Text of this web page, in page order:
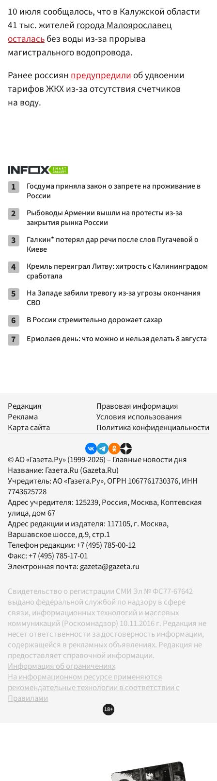
10 июля сообщалось, что в Калужской области
41 тыс. жителейгорода Малоярославец
осталасьбез воды из-за прорыва
магистрального водопровода.
Ранее россиянпредупредилиоб удвоении
тарифов ЖКХ из-за отсутствия счетчиков
на воду.
1
Госдума приняла закон о запрете на проживание в
России
2
Рыбоводы Армении вышли на протесты из-за
закрытия рынка России
3
Галкин* потерял дар речи после слов Пугачевой о
Киеве
4
Кремль переиграл Литву: хитрость с Калининградом
сработала
5
На Западе забили тревогу из-за угрозы окончания
СВО
6 В России стремительно дорожает сахар
7 Ермолаев день: что можно и нельзя делать 8 августа
Редакция
Реклама
Карта сайта
Правовая информация
Условия использования
Политика конфиденциальности
© АО «Газета.Ру» (1999-2026) – Главные новости дня
Название: Газета.Ru (Gazeta.Ru)
Учредитель:АО «Газета.Ру», ОГРН 1067761730376, ИНН
7743625728
Адрес учредителя: 125239, Россия, Москва, Коптевская
улица, дом 67
Адрес редакции и издателя: 117105, г. Москва,
Варшавское шоссе, д.9, стр.1
Телефон редакции:+7 (495) 785-00-12
Факс:+7 (495) 785-17-01
Электронная почта:gazeta@gazeta.ru
Свидетельство о регистрации СМИ Эл № ФС77-67642
выдано федеральной службой по надзору в сфере
связи, информационных технологий и массовых
коммуникаций (Роскомнадзор) 10.11.2016 г. Редакция не
несет ответственности за достоверность информации,
содержащейся в рекламных объявлениях. Редакция не
предоставляет справочной информации.
Информация об ограничениях
На информационном ресурсе применяются
рекомендательные технологии в соответствии с
Правилами
18+